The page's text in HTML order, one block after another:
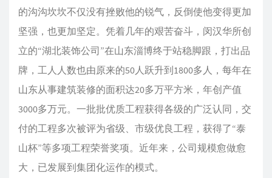
的沟沟坎坎不仅没有挫败他的锐气，反倒使他变得更加
坚强，也更加坚定。凭着几年的艰苦奋斗，闵汉华所创
立的“湖北装饰公司”在山东淄博终于站稳脚跟，打出品
牌，工人人数也由原来的50人跃升到1800多人，每年在
山东从事建筑装修的面积达20多万平方米，年创产值
3000多万元。一批批优质工程获得各级的广泛认同，交
付的工程多次被评为省级、市级优良工程，获得了“泰
山杯”等多项工程荣誉奖项。近年来，公司规模愈做愈
大，已发展到集团化运作的模式。